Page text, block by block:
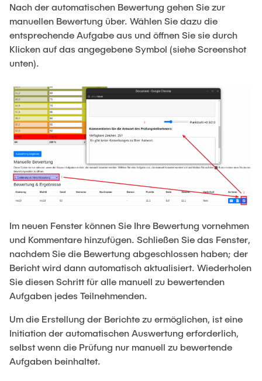
Nach der automatischen Bewertung gehen Sie zur
manuellen Bewertung über. Wählen Sie dazu die
entsprechende Aufgabe aus und öffnen Sie sie durch
Klicken auf das angegebene Symbol (siehe Screenshot
unten).
Im neuen Fenster können Sie Ihre Bewertung vornehmen
und Kommentare hinzufügen. Schließen Sie das Fenster,
nachdem Sie die Bewertung abgeschlossen haben; der
Bericht wird dann automatisch aktualisiert. Wiederholen
Sie diesen Schritt für alle manuell zu bewertenden
Aufgaben jedes Teilnehmenden.
Um die Erstellung der Berichte zu ermöglichen, ist eine
Initiation der automatischen Auswertung erforderlich,
selbst wenn die Prüfung nur manuell zu bewertende
Aufgaben beinhaltet.